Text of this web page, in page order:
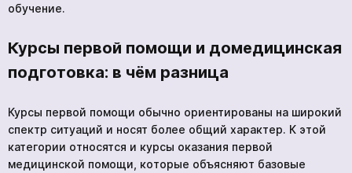
обучение.
Курсы первой помощи и домедицинская
подготовка: в чём разница
Курсы первой помощи обычно ориентированы на широкий
спектр ситуаций и носят более общий характер. К этой
категории относятся и курсы оказания первой
медицинской помощи, которые объясняют базовые